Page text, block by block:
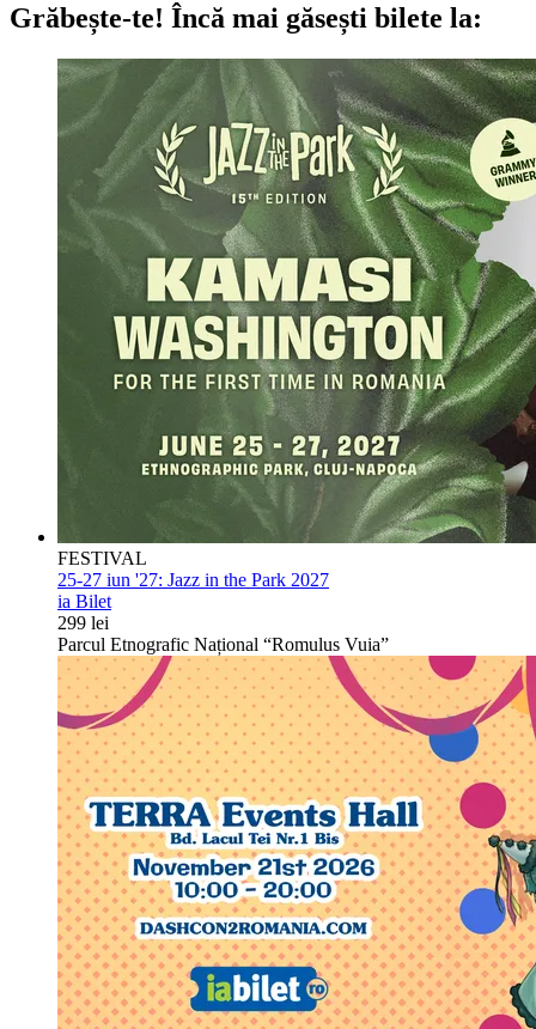
Grăbește-te! Încă mai găsești bilete la:
FESTIVAL
25-27 iun '27: Jazz in the Park 2027
ia Bilet
299 lei
Parcul Etnografic Național “Romulus Vuia”